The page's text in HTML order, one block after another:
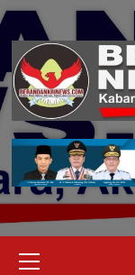
Skip
content
Menu